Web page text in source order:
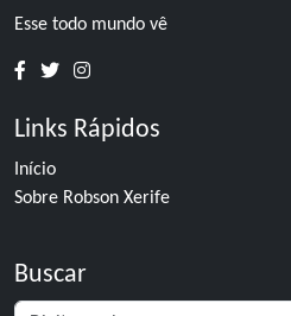
Esse todo mundo vê
Links Rápidos
Início
Sobre Robson Xerife
Buscar